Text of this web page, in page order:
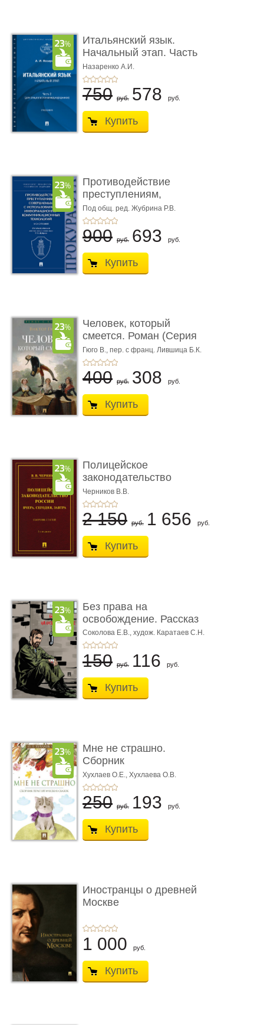
Итальянский язык.
Начальный этап. Часть
2. Учеб� ...
Назаренко А.И.
750 руб. 578 руб.
Купить
Противодействие
преступлениям,
совершаемым с ...
Под общ. ред. Жубрина Р.В.
900 руб. 693 руб.
Купить
Человек, который
смеется. Роман (Серия
«Роман с ...
Гюго В., пер. с франц. Лившица Б.К.
400 руб. 308 руб.
Купить
Полицейское
законодательство
России: вчера, с� ...
Черников В.В.
2 150 руб. 1 656 руб.
Купить
Без права на
освобождение. Рассказ
Соколова Е.В., худож. Каратаев С.Н.
150 руб. 116 руб.
Купить
Мне не страшно.
Сборник
терапевтических
сказо� ...
Хухлаев О.Е., Хухлаева О.В.
250 руб. 193 руб.
Купить
Иностранцы о древней
Москве
1 000 руб.
Купить